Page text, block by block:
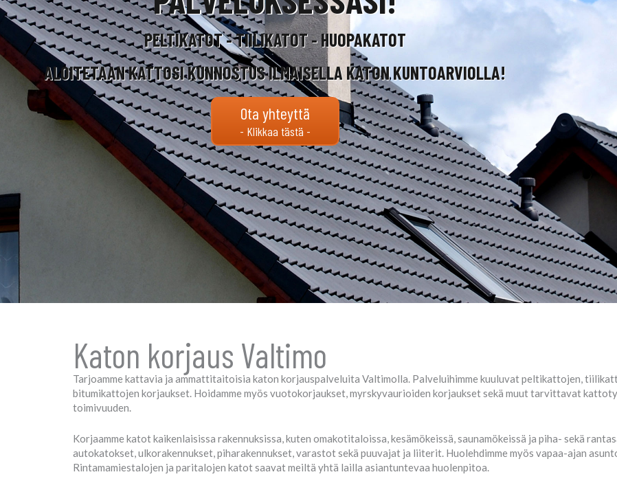
PELTIKATOT - TIILIKATOT - HUOPAKATOT
ALOITETAAN KATTOSI KUNNOSTUS ILMAISELLA KATON KUNTOARVIOLLA!
Ota yhteyttä
Katon korjaus Valtimo
Tarjoamme kattavia ja ammattitaitoisia katon korjauspalveluita Valtimolla. Palveluihimme kuuluvat peltikattojen,
bitumikattojen korjaukset. Hoidamme myös vuotokorjaukset, myrskyvaurioiden korjaukset sekä muut tarvittavat
toimivuuden.
Korjaamme katot kaikenlaisissa rakennuksissa, kuten omakotitaloissa, kesämökeissä, saunamökeissä ja piha- sekä
autokatokset, ulkorakennukset, piharakennukset, varastot sekä puuvajat ja liiterit. Huolehdimme myös vapaa-ajan
Rintamamiestalojen ja paritalojen katot saavat meiltä yhtä lailla asiantuntevaa huolenpitoa.